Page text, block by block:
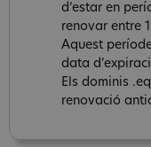
d’estar en
renovar entre
Aquest
data
Els dominis
renovació